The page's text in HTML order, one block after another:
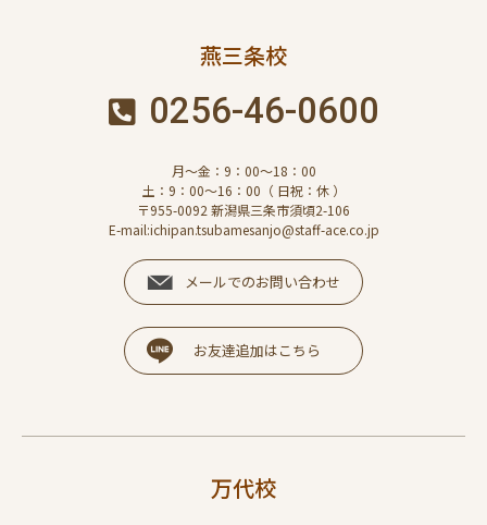
燕三条校
0256-46-0600
月～金：9：00～18：00
土：9：00～16：00（ 日祝：休 ）
〒955-0092 新潟県三条市須頃2-106
E-mail:ichipan.tsubamesanjo@staff-ace.co.jp
メールでのお問い合わせ
お友達追加はこちら
万代校